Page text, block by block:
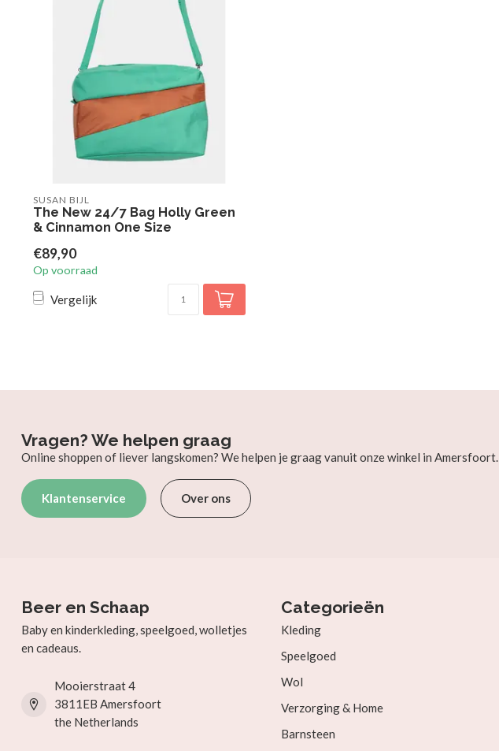
SUSAN BIJL
The New 24/7 Bag Holly Green
& Cinnamon One Size
€89,90
Op voorraad
Vergelijk
Vragen? We helpen graag
Online shoppen of liever langskomen? We helpen je graag vanuit onze winkel in Amersfoort.
Klantenservice Over ons
Beer en Schaap
Baby en kinderkleding, speelgoed, wolletjes
en cadeaus.
Mooierstraat 4
3811EB Amersfoort
the Netherlands
Categorieën
Kleding
Speelgoed
Wol
Verzorging & Home
Barnsteen